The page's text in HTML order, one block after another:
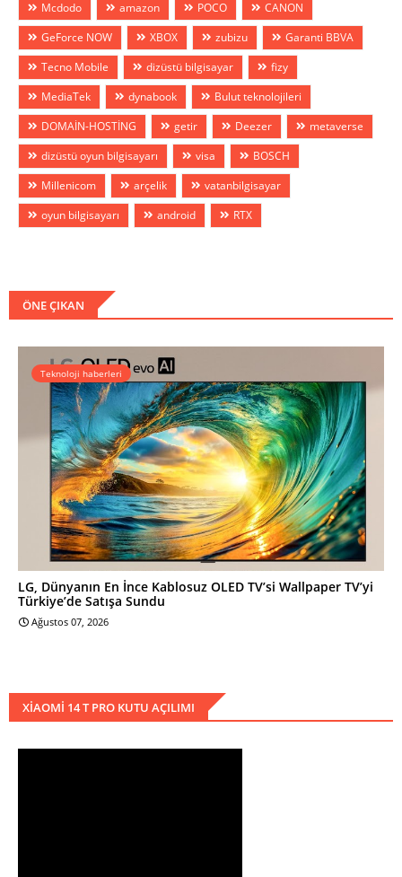
Mcdodo amazon POCO
CANON
GeForce NOW
XBOX zubizu
Garanti BBVA
Tecno Mobile
dizüstü bilgisayar
fizy
MediaTek
dynabook
Bulut teknolojileri
DOMAİN-HOSTİNG
getir Deezer
metaverse
dizüstü oyun bilgisayarı
visa
BOSCH
Millenicom
arçelik
vatanbilgisayar
oyun bilgisayarı
android RTX
ÖNE ÇIKAN
Teknoloji haberleri
LG, Dünyanın En İnce Kablosuz OLED TV’si Wallpaper TV’yi
Türkiye’de Satışa Sundu
Ağustos 07, 2026
XIAOMI 14 T PRO KUTU AÇILIMI